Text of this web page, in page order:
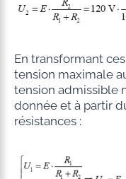
En transformant
tension maximale
tension admissible
donnée et à partir
résistances :